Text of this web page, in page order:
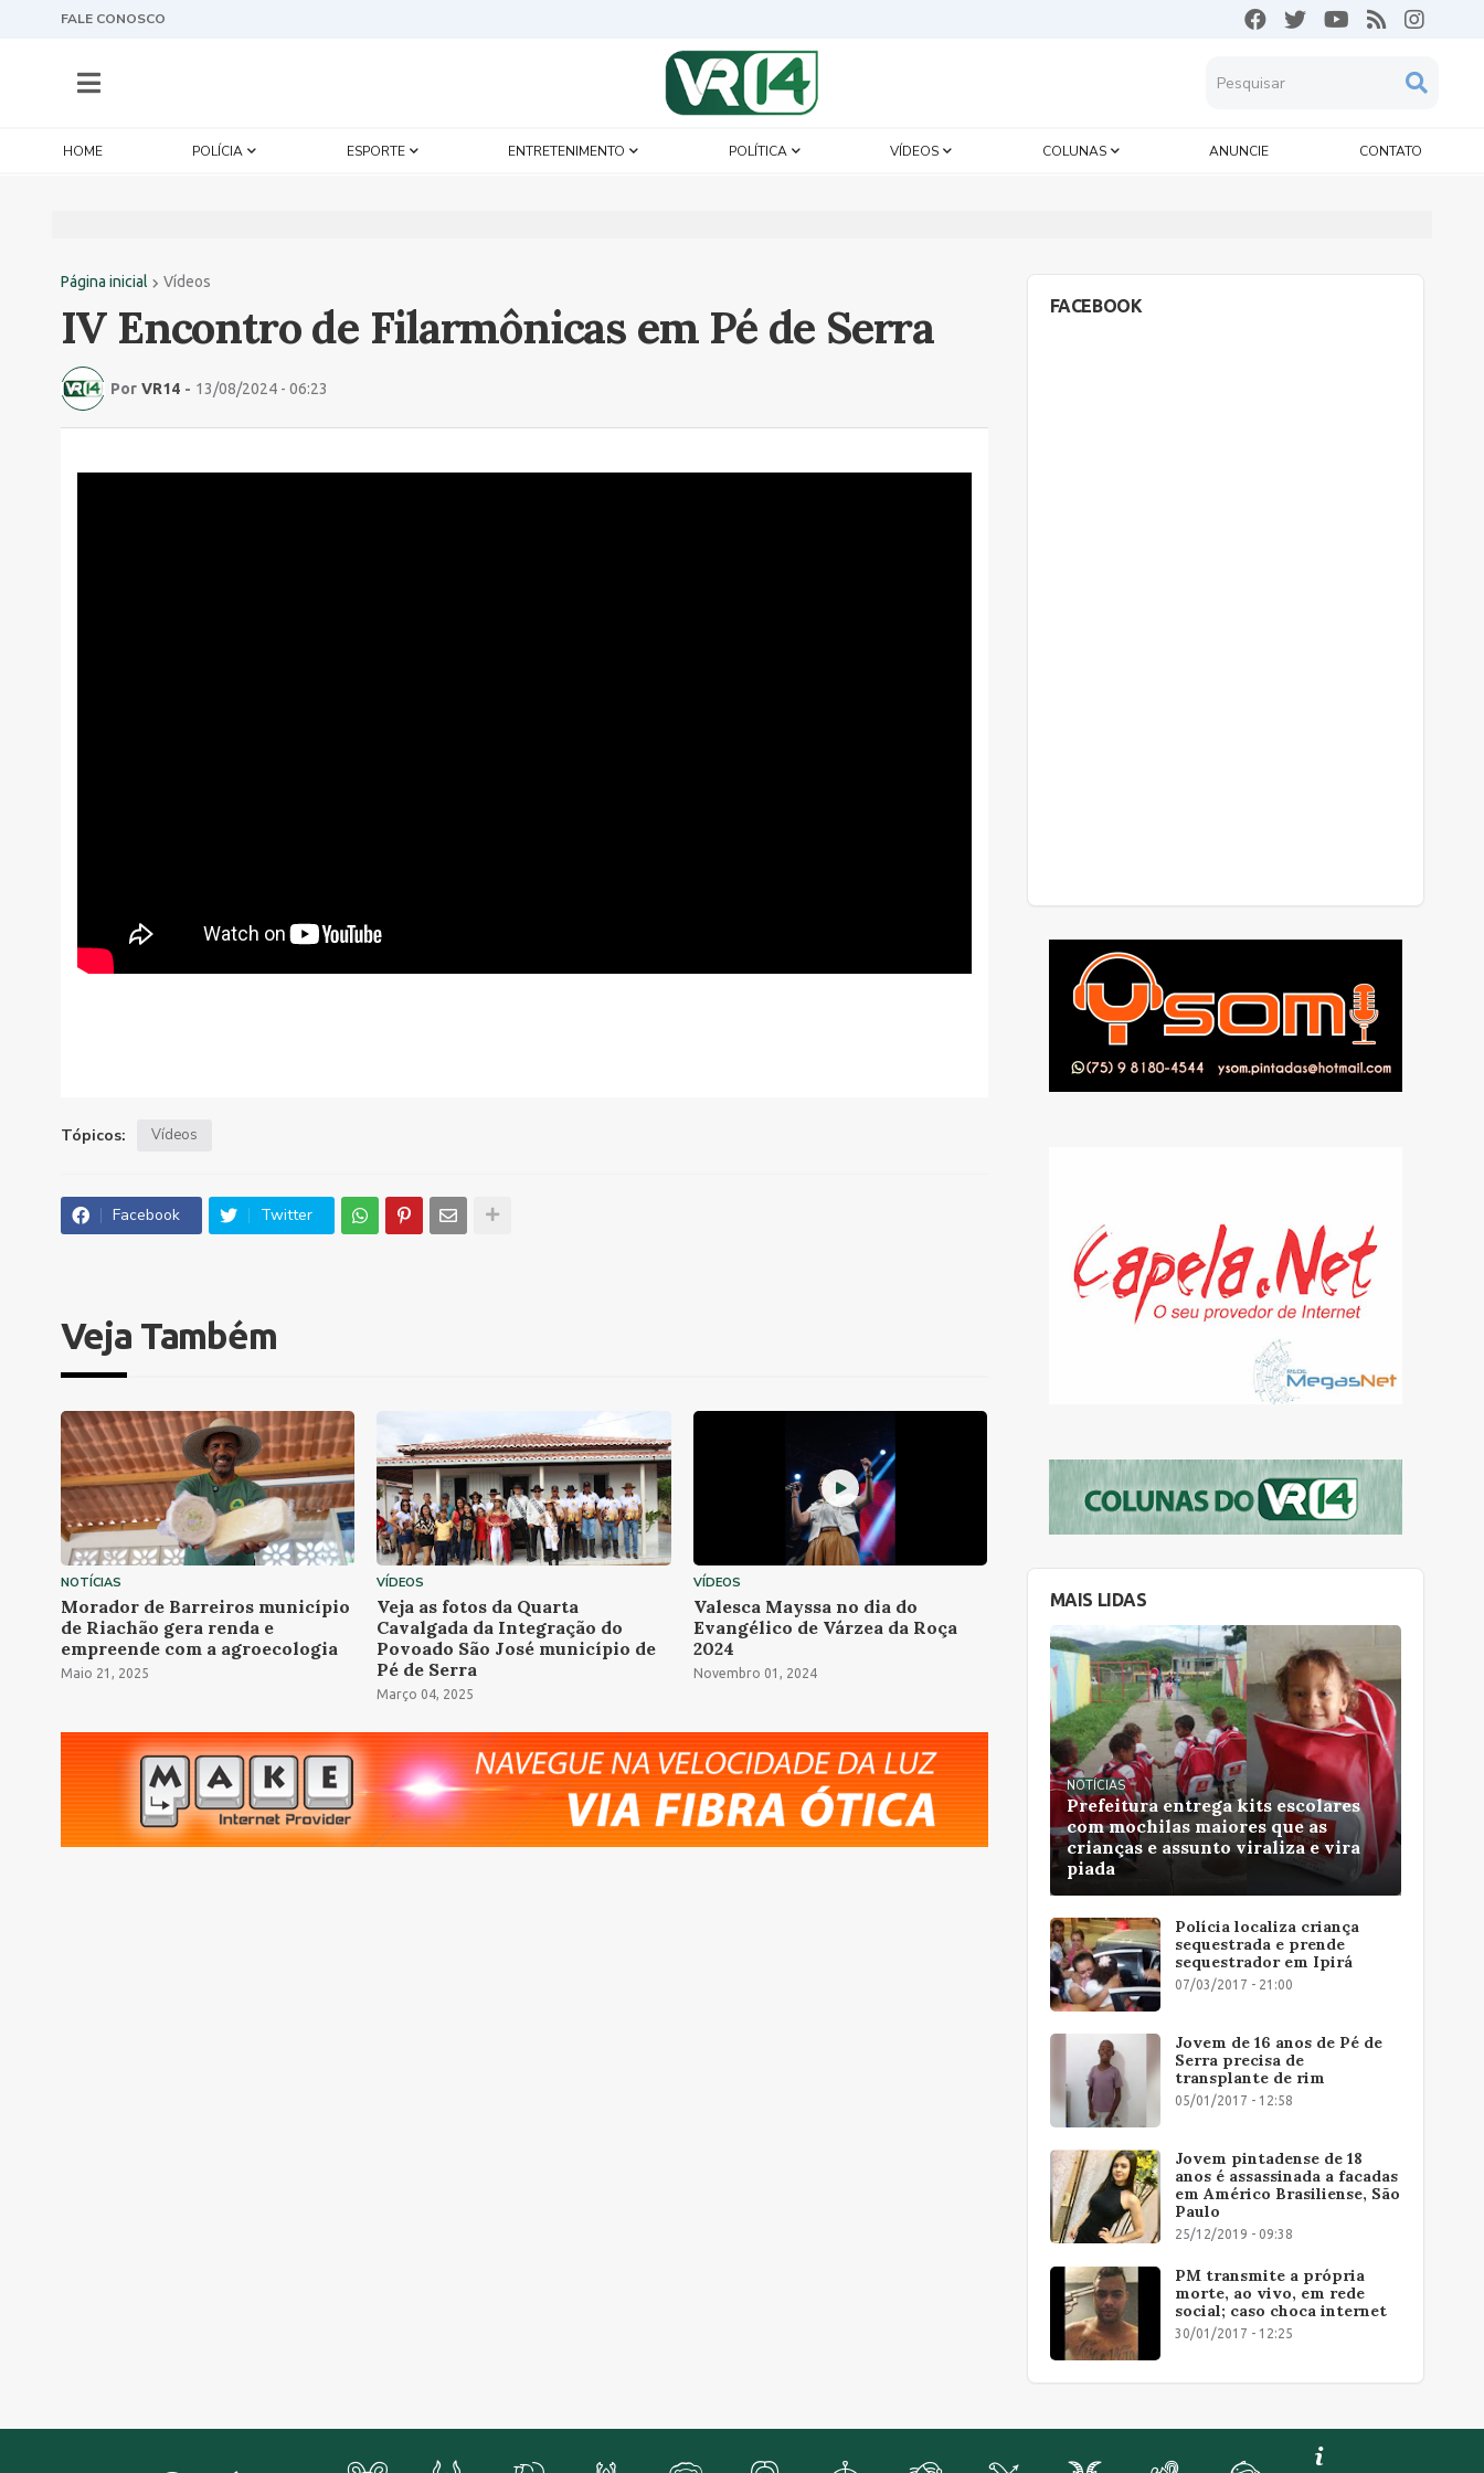
FALE CONOSCO
HOME POLÍCIA ESPORTE ENTRETENIMENTO POLÍTICA VÍDEOS COLUNAS ANUNCIE CONTATO
Página inicial Vídeos
IV Encontro de Filarmônicas em Pé de Serra
Por VR14 - 13/08/2024 - 06:23
Tópicos: Vídeos
Facebook Twitter
Veja Também
NOTÍCIAS
Morador de Barreiros município
de Riachão gera renda e
empreende com a agroecologia
Maio 21, 2025
VÍDEOS
Veja as fotos da Quarta
Cavalgada da Integração do
Povoado São José município de
Pé de Serra
Março 04, 2025
VÍDEOS
Valesca Mayssa no dia do
Evangélico de Várzea da Roça
2024
Novembro 01, 2024
FACEBOOK
MAIS LIDAS
NOTÍCIAS
Prefeitura entrega kits escolares
com mochilas maiores que as
crianças e assunto viraliza e vira
piada
Polícia localiza criança
sequestrada e prende
sequestrador em Ipirá
07/03/2017 - 21:00
Jovem de 16 anos de Pé de
Serra precisa de
transplante de rim
05/01/2017 - 12:58
Jovem pintadense de 18
anos é assassinada a facadas
em Américo Brasiliense, São
Paulo
25/12/2019 - 09:38
PM transmite a própria
morte, ao vivo, em rede
social; caso choca internet
30/01/2017 - 12:25